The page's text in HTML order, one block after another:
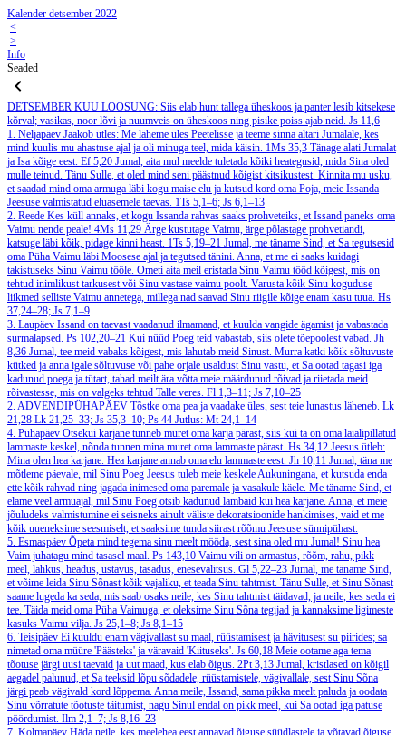
Kalender detsember 2022
<
>
Info
Seaded
DETSEMBER KUU LOOSUNG: Siis elab hunt tallega üheskoos ja panter lesib kitsekese
kõrval; vasikas, noor lõvi ja nuumveis on üheskoos ning pisike poiss ajab neid. Js 11,6
1. Neljapäev Jaakob ütles: Me läheme üles Peetelisse ja teeme sinna altari Jumalale, kes
mind kuulis mu ahastuse ajal ja oli minuga teel, mida käisin. 1Ms 35,3 Tänage alati Jumalat
ja Isa kõige eest. Ef 5,20 Jumal, aita mul meelde tuletada kõiki heategusid, mida Sina oled
mulle teinud. Tänu Sulle, et oled mind seni päästnud kõigist kitsikustest. Kinnita mu usku,
et saadad mind oma armuga läbi kogu maise elu ja kutsud kord oma Poja, meie Issanda
Jeesuse valmistatud eluasemele taevas. 1Ts 5,1–6; Js 6,1–13
2. Reede Kes küll annaks, et kogu Issanda rahvas saaks prohveteiks, et Issand paneks oma
Vaimu nende peale! 4Ms 11,29 Ärge kustutage Vaimu, ärge põlastage prohvetiandi,
katsuge läbi kõik, pidage kinni heast. 1Ts 5,19–21 Jumal, me täname Sind, et Sa tegutsesid
oma Püha Vaimu läbi Moosese ajal ja tegutsed tänini. Anna, et me ei saaks kuidagi
takistuseks Sinu Vaimu tööle. Ometi aita meil eristada Sinu Vaimu tööd kõigest, mis on
tehtud inimlikust tarkusest või Sinu vastase vaimu poolt. Varusta kõik Sinu koguduse
liikmed selliste Vaimu annetega, millega nad saavad Sinu riigile kõige enam kasu tuua. Hs
37,24–28; Js 7,1–9
3. Laupäev Issand on taevast vaadanud ilmamaad, et kuulda vangide ägamist ja vabastada
surmalapsed. Ps 102,20–21 Kui nüüd Poeg teid vabastab, siis olete tõepoolest vabad. Jh
8,36 Jumal, tee meid vabaks kõigest, mis lahutab meid Sinust. Murra katki kõik sõltuvuste
kütked ja anna igale sõltuvuse või pahe orjale usaldust Sinu vastu, et Sa ootad tagasi iga
kadunud poega ja tütart, tahad meilt ära võtta meie määrdunud rõivad ja riietada meid
rõivastesse, mis on valgeks tehtud Talle veres. Fl 1,3–11; Js 7,10–25
2. ADVENDIPÜHAPÄEV Tõstke oma pea ja vaadake üles, sest teie lunastus läheneb. Lk
21,28 Lk 21,25–33; Js 35,3–10; Ps 44 Jutlus: Mt 24,1–14
4. Pühapäev Otsekui karjane tunneb muret oma karja pärast, siis kui ta on oma laialipillatud
lammaste keskel, nõnda tunnen mina muret oma lammaste pärast. Hs 34,12 Jeesus ütleb:
Mina olen hea karjane. Hea karjane annab oma elu lammaste eest. Jh 10,11 Jumal, täna me
mõtleme päevale, mil Sinu Poeg Jeesus tuleb meie keskele Aukuningana, et kutsuda enda
ette kõik rahvad ning jagada inimesed oma paremale ja vasakule käele. Me täname Sind, et
elame veel armuajal, mil Sinu Poeg otsib kadunud lambaid kui hea karjane. Anna, et meie
jõuludeks valmistumine ei seisneks ainult väliste dekoratsioonide hankimises, vaid et me
kõik uueneksime seesmiselt, et saaksime tunda siirast rõõmu Jeesuse sünnipühast.
5. Esmaspäev Õpeta mind tegema sinu meelt mööda, sest sina oled mu Jumal! Sinu hea
Vaim juhatagu mind tasasel maal. Ps 143,10 Vaimu vili on armastus, rõõm, rahu, pikk
meel, lahkus, headus, ustavus, tasadus, enesevalitsus. Gl 5,22–23 Jumal, me täname Sind,
et võime leida Sinu Sõnast kõik vajaliku, et teada Sinu tahtmist. Tänu Sulle, et Sinu Sõnast
saame lugeda ka seda, mis saab osaks neile, kes Sinu tahtmist täidavad, ja neile, kes seda ei
tee. Täida meid oma Püha Vaimuga, et oleksime Sinu Sõna tegijad ja kannaksime ligimeste
kasuks Vaimu vilja. Js 25,1–8; Js 8,1–15
6. Teisipäev Ei kuuldu enam vägivallast su maal, rüüstamisest ja hävitusest su piirides; sa
nimetad oma müüre 'Päästeks' ja väravaid 'Kiituseks'. Js 60,18 Meie ootame aga tema
tõotuse järgi uusi taevaid ja uut maad, kus elab õigus. 2Pt 3,13 Jumal, kristlased on kõigil
aegadel palunud, et Sa teeksid lõpu sõdadele, rüüstamistele, vägivallale, sest Sinu Sõna
järgi peab vägivald kord lõppema. Anna meile, Issand, sama pikka meelt paluda ja oodata
Sinu võrratute tõotuste täitumist, nagu Sinul endal on pikk meel, kui Sa ootad iga patuse
pöördumist. Ilm 2,1–7; Js 8,16–23
7. Kolmapäev Häda neile, kes meelehea eest annavad õiguse süüdlastele ja võtavad õiguse